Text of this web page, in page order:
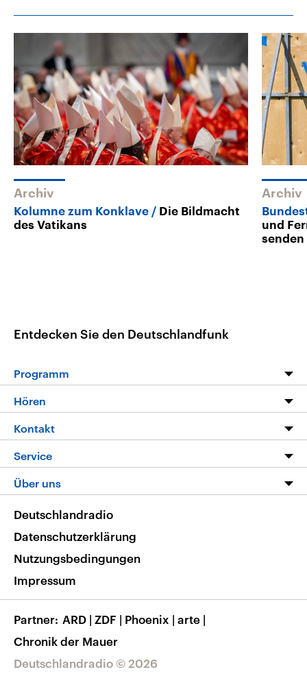
Archiv
Kolumne zum Konklave
Die Bildmacht
des Vatikans
Archiv
und
senden
Entdecken Sie den Deutschlandfunk
Programm
Programm
Die Nachrichten
Nachrichtenleicht
Neue Beiträge auf dlf.de
Hören
Livestream
Podcasts
Deutschlandfunk App
Nachrichten App
Frequenzen
Kontakt
Hörerservice
Service
FAQ
Veranstaltungen
Musikliste
RSS
Über uns
Barrierefreiheit
Deutschlandradio © 2026
Deutschlandradio
Datenschutzerklärung
Nutzungsbedingungen
Impressum
Partner ARD | ZDF | Phoenix | arte |
Chronik der Mauer